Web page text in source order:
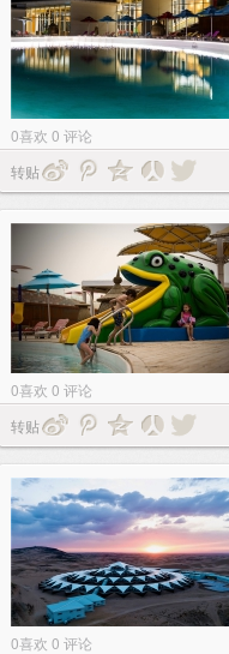
0喜欢 0 评论
转贴
0喜欢 0 评论
转贴
0喜欢 0 评论